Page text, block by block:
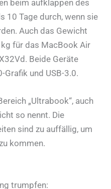
beim aufklappen des
10 Tage durch, wenn sie
Auch das Gewicht
für das MacBook Air
Beide Geräte
und USB-3.0.
„Ultrabook“, auch
so nennt. Die
sind zu auffällig, um
kommen.
trumpfen: